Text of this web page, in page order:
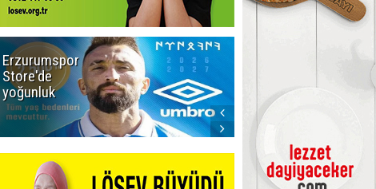
Erzurumspor
Store'de
yoğunluk
Demirtaş
iddiasına
yalanlama:
Böyle bir
açıklama
yapmadım